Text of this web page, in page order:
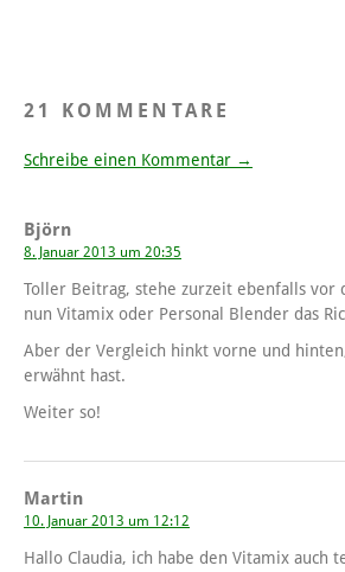
21 KOMMENTARE
Schreibe einen Kommentar →
Björn
8. Januar 2013 um 20:35
Toller Beitrag, stehe zurzeit ebenfalls vor
nun Vitamix oder Personal Blender das
Aber der Vergleich hinkt vorne und
erwähnt hast.
Weiter so!
Martin
10. Januar 2013 um 12:12
Hallo Claudia, ich habe den Vitamix auch